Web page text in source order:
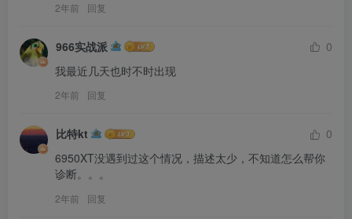
2年前 回复
966实战派
0
我最近几天也时不时出现
2年前 回复
比特kt
0
6950XT没遇到过这个情况，描述太少，不知道怎么帮你
诊断。。。
2年前 回复